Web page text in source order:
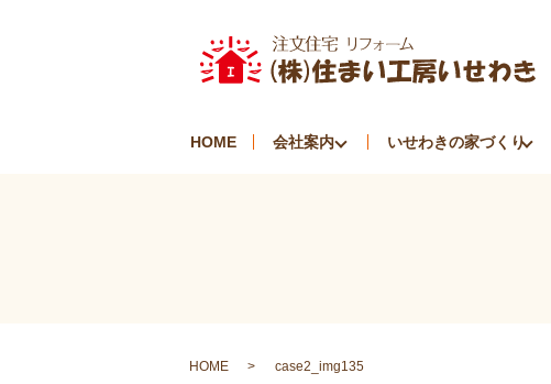
HOME 会社案内 いせわきの家づくり
HOME case2_img135